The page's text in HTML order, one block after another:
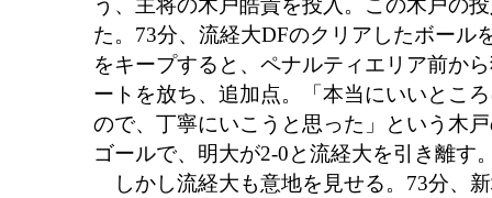
う、主将の木戸皓貴を投入。この木戸の
た。73分、流経大DFのクリアしたボール
をキープすると、ペナルティエリア前か
ートを放ち、追加点。「本当にいいとこ
ので、丁寧にいこうと思った」という木
ゴールで、明大が2-0と流経大を引き離す
しかし流経大も意地を見せる。73分、